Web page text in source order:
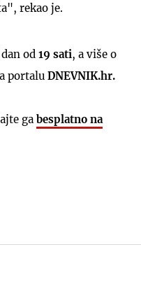
rekao je.
od 19 sati, a više o
portalu DNEVNIK.hr.
ga besplatno na